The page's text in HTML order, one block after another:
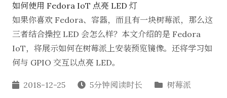
如何使用 Fedora IoT 点亮 LED 灯
如果你喜欢 Fedora、容器，而且有一块树莓派，那么这
三者结合操控 LED 会怎么样？本文介绍的是 Fedora
IoT，将展示如何在树莓派上安装预览镜像。还将学习如
何与 GPIO 交互以点亮 LED。
2018-12-25 5分钟阅读时长 树莓派